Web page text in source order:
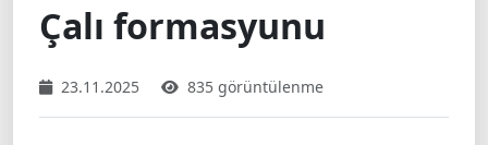
Çalı formasyunu
23.11.2025 835 görüntülenme